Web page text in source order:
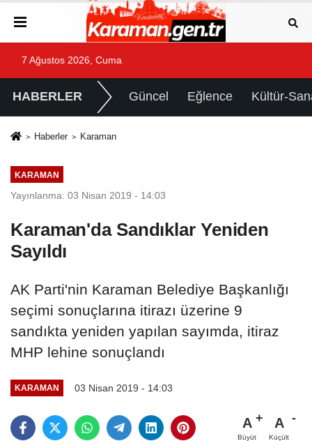
7 Ağustos 2026, Cuma
HABERLER Güncel Eğlence Kültür-
Haberler Karaman
KARAMAN
Yayınlanma: 03 Nisan 2019 - 14:03
Karaman'da Sandıklar Yeniden
Sayıldı
AK Parti'nin Karaman Belediye Başkanlığı
seçimi sonuçlarına itirazı üzerine 9
sandıkta yeniden yapılan sayımda, itiraz
MHP lehine sonuçlandı
KARAMAN 03 Nisan 2019 - 14:03
A
Büyüt
A
Küçült